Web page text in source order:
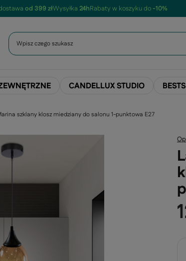
od 399 złWysyłka 24hRabaty w koszyku do-10%
CANDELLUX STUDIO
szklany klosz miedziany do salonu 1-punktowa E27